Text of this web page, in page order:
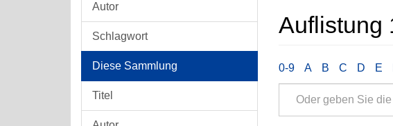
Autor
Schlagwort
Diese Sammlung
Titel
Auflistung
0-9 A B C D E